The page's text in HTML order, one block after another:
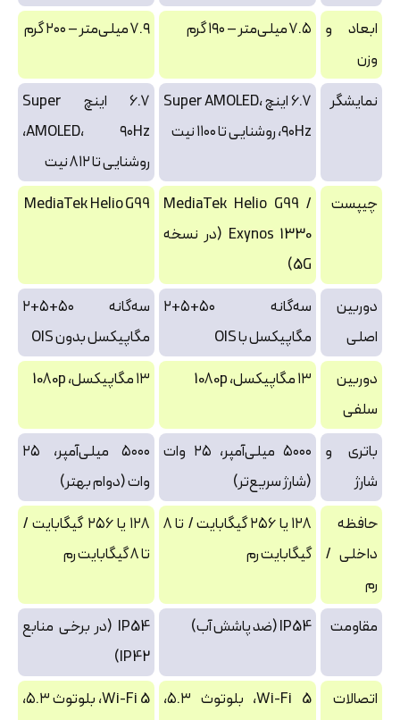
ابعاد و
وزن
۷.۵ میلی‌متر – ۱۹۰ گرم ۷.۹ میلی‌متر – ۲۰۰ گرم
نمایشگر
۶.۷ اینچ Super AMOLED،
۹۰Hz، روشنایی تا ۱۱۰۰ نیت
۶.۷ اینچ Super
AMOLED، ۹۰Hz،
روشنایی تا ۸۱۲ نیت
چیپست
MediaTek Helio G99 /
Exynos 1330 (در نسخه
5G)
MediaTek Helio G99
دوربین
اصلی
سه‌گانه ۵۰+۵+۲
مگاپیکسل با OIS
سه‌گانه ۵۰+۵+۲
مگاپیکسل بدون OIS
دوربین
سلفی
۱۳ مگاپیکسل، 1080p ۱۳ مگاپیکسل، 1080p
باتری و
شارژ
۵۰۰۰ میلی‌آمپر، ۲۵ وات
(شارژ سریع‌تر)
۵۰۰۰ میلی‌آمپر، ۲۵
وات (دوام بهتر)
حافظه
داخلی /
رم
۱۲۸ یا ۲۵۶ گیگابایت / تا ۸
گیگابایت رم
۱۲۸ یا ۲۵۶ گیگابایت /
تا ۸ گیگابایت رم
مقاومت IP54 (ضد پاشش آب)
IP54 (در برخی منابع
IP42)
اتصالات
Wi-Fi 5، بلوتوث ۵.۳،
Wi-Fi 5، بلوتوث ۵.۳،